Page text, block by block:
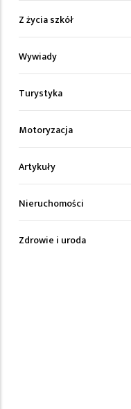
Z życia szkół
Wywiady
Turystyka
Motoryzacja
Artykuły
Nieruchomości
Zdrowie i uroda